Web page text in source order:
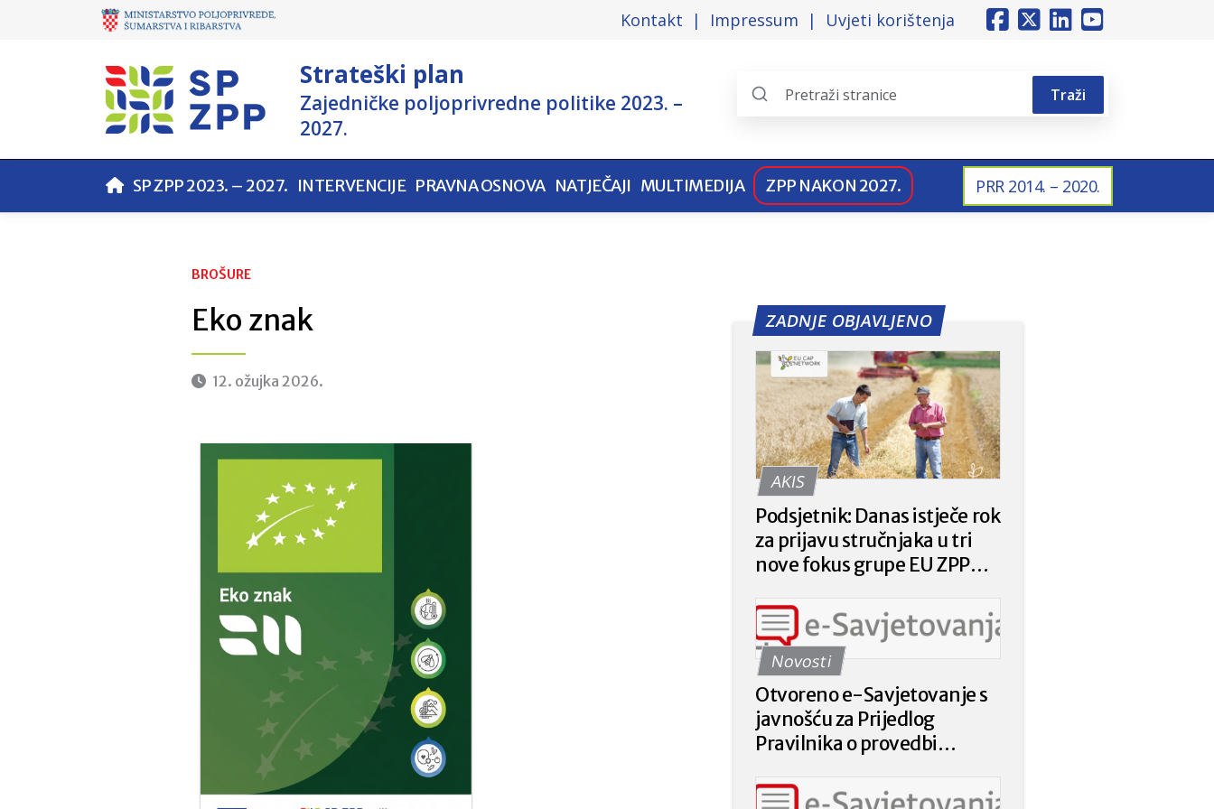
Kontakt Impressum Uvjeti korištenja
Strateški plan
Zajedničke poljoprivredne politike 2023. –
2027.
Search
pages
Traži
SP ZPP 2023. – 2027. INTERVENCIJE PRAVNA OSNOVA NATJEČAJI MULTIMEDIJA ZPP NAKON 2027. PRR 2014. – 2020.
BROŠURE
Eko znak
12. ožujka 2026.
ZADNJE OBJAVLJENO
AKIS
Podsjetnik: Danas istječe rok
za prijavu stručnjaka u tri
nove fokus grupe EU ZPP
Novosti
Otvoreno e-Savjetovanje s
javnošću za Prijedlog
Pravilnika o provedbi
plaćanja poljoprivrednicima